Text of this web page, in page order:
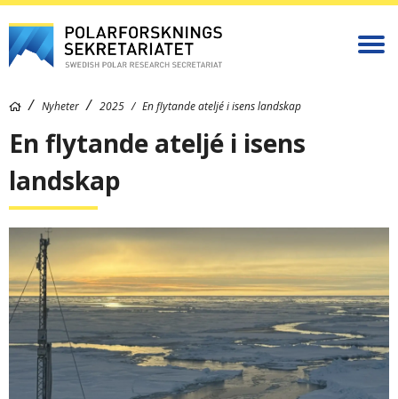
Nyheter 2025 En flytande ateljé i isens landskap
En flytande ateljé i isens
landskap